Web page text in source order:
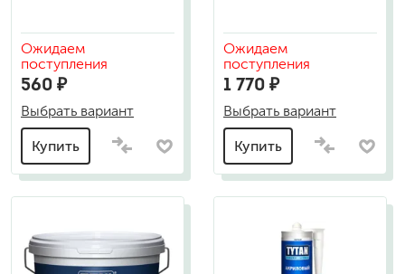
Ожидаем
поступления
560 ₽
Выбрать вариант
Купить
Ожидаем
поступления
1 770 ₽
Выбрать вариант
Купить